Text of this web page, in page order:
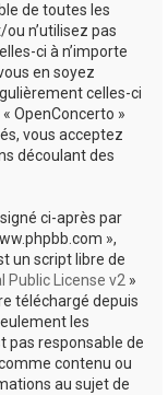
de toutes les
n’utilisez pas
ci à n’importe
en soyez
celles-ci
OpenConcerto »
vous acceptez
découlant des
ci-après par
»,
un script libre de
Public License v2 »
téléchargé depuis
les
pas responsable de
contenu ou
au sujet de